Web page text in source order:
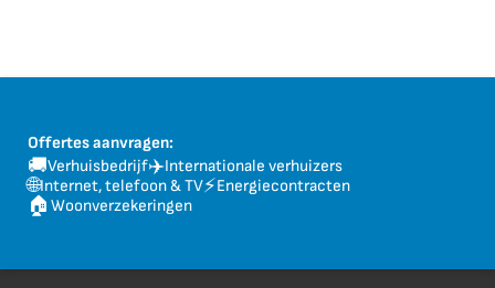
Offertes aanvragen:
🚚Verhuisbedrijf✈️Internationale verhuizers
🌐Internet, telefoon & TV⚡Energiecontracten
🏠 Woonverzekeringen